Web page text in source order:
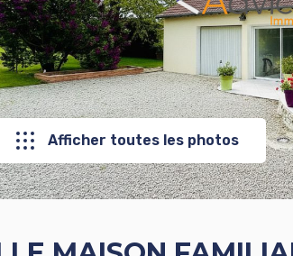
Afficher toutes les photos